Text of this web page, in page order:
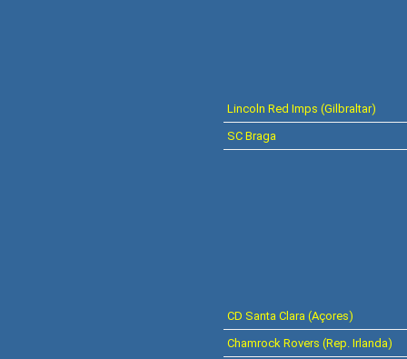
Lincoln Red Imps (Gilbraltar)
SC Braga
CD Santa Clara (Açores)
Chamrock Rovers (Rep. Irlanda)